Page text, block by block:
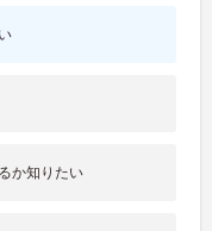
か知りたい